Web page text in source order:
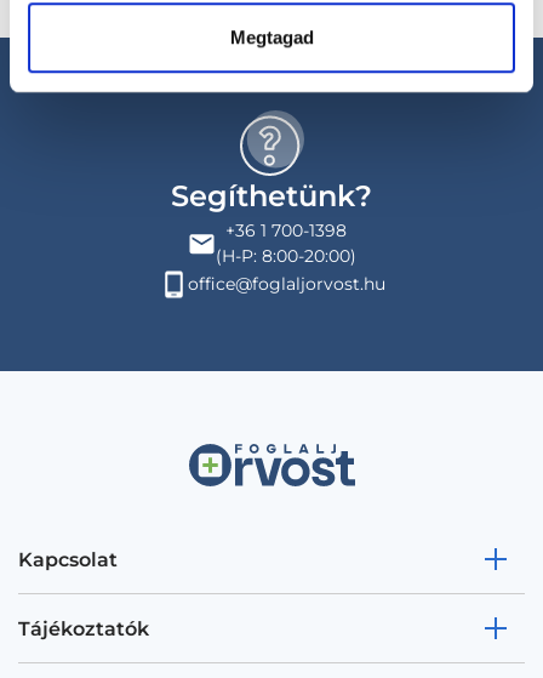
Megtagad
Segíthetünk?
+36 1 700-1398
(H-P: 8:00-20:00)
office@foglaljorvost.hu
Kapcsolat
Tájékoztatók